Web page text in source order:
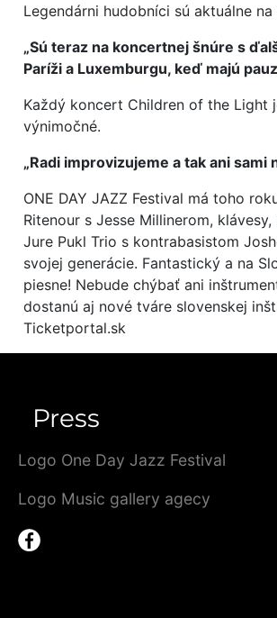
Legendárni hudobníci sú aktuálne
„Sú teraz na koncertnej šnúre s
Paríži a Luxemburgu, keď majú
Každý koncert Children of the Light
výnimočné.
„Radi improvizujeme a tak ani
ONE DAY JAZZ Festival má toho
Ritenour s Jesse Millinerom,
Jure Pukl Trio s kontrabasistom
svojej generácie. Fantastický a na
piesne! Nebude chýbať ani
dostanú aj nové tváre slovenskej
Ticketportal.sk
Press
Logo One Day Jazz Festival
Logo Music gallery agecy